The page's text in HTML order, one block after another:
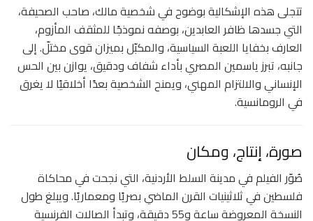
تتجلى هذه الإشكالية بوضوح في شخصية مالك، صاحب الصحيفة،
التي جسدها ظافر العابدين، بوصفه نموذجًا للمثقف المأزوم،
العارف بخفايا اللعبة السياسية، والمكبّل بميزان قوى مختلّ. إلى
جانبه، تبرز ياسمين المصري بأداء شفاف ودقيق، يوازن بين الحس
الإنساني والالتزام المهني، ويمنح الشخصية بعدًا أخلاقيًا لا يغرق
في الرومانسية.
صورة، إنتاج، ومكان
صُوّر الفيلم في مدينة السلط الأردنية، التي نجحت في محاكاة
فلسطين في ثلاثينيات القرن الماضي بصريًا ومعماريًا. ويبلغ طول
النسخة المعروضة ساعة و55 دقيقة، وتبدأ الصالات الفرنسية